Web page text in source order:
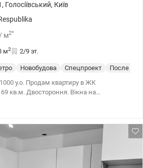
, Голосіївський, Київ
/ м2*
м2 2/9 эт.
Новобудова Спецпроект
После
у.о. Продам квартиру в ЖК
69 кв.м. Двостороння. Вікна на
пішки valion.ua/1031393